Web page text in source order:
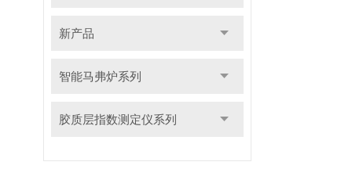
新产品
智能马弗炉系列
胶质层指数测定仪系列